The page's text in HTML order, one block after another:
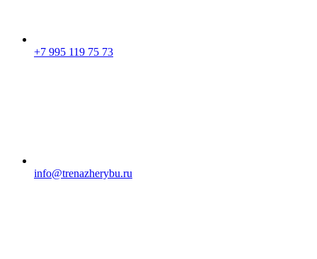
+7 995 119 75 73
info@trenazherybu.ru